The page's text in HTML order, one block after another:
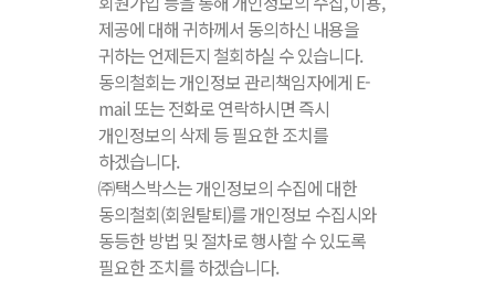
제공에 대해 귀하께서 동의하신 내용을
귀하는 언제든지 철회하실 수 있습니다.
동의철회는 개인정보 관리책임자에게 E-
mail 또는 전화로 연락하시면 즉시
개인정보의 삭제 등 필요한 조치를
하겠습니다.
㈜택스박스는 개인정보의 수집에 대한
동의철회(회원탈퇴)를 개인정보 수집시와
동등한 방법 및 절차로 행사할 수 있도록
필요한 조치를 하겠습니다.